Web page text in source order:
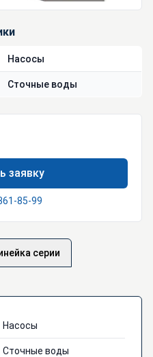
Насосы
Сточные воды
заявку
85-99
серии
Насосы
Сточные воды